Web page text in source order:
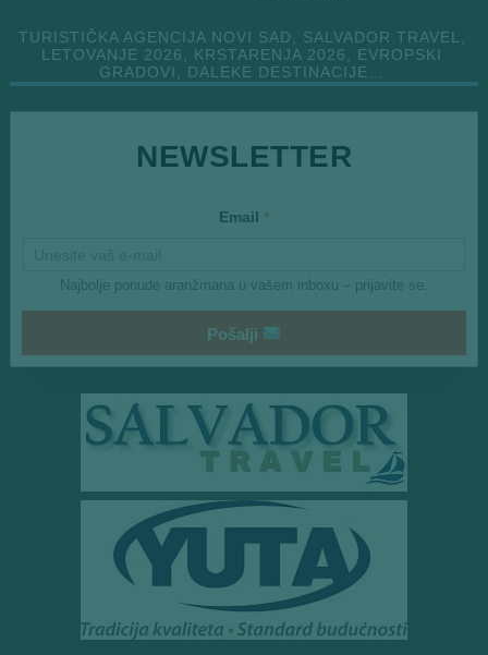
TURISTIČKA AGENCIJA NOVI SAD, SALVADOR TRAVEL,
LETOVANJE 2026, KRSTARENJA 2026, EVROPSKI
GRADOVI, DALEKE DESTINACIJE…
E
m
l
NEWSLETTER
Email *
Najbolje ponude aranžmana u vašem inboxu – prijavite se.
Pošalji